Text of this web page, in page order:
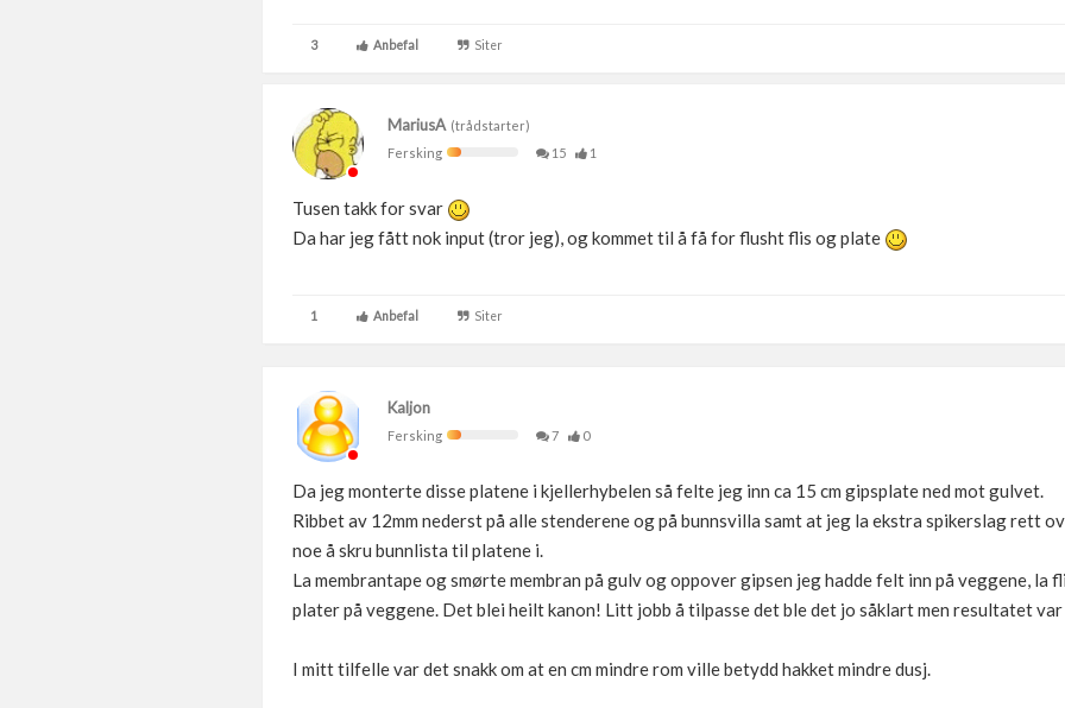
3 Anbefal Siter
MariusA (trådstarter)
Fersking
15 1
Tusen takk for svar
Da har jeg fått nok input (tror jeg), og kommet til å få for flusht flis og plate
1 Anbefal Siter
Kaljon
Fersking
7 0
Da jeg monterte disse platene i kjellerhybelen så felte jeg inn ca 15 cm gipsplate ned mot gulvet.
Ribbet av 12mm nederst på alle stenderene og på bunnsvilla samt at jeg la ekstra spikerslag rett
noe å skru bunnlista til platene i.
La membrantape og smørte membran på gulv og oppover gipsen jeg hadde felt inn på veggene,
plater på veggene. Det blei heilt kanon! Litt jobb å tilpasse det ble det jo såklart men resultatet
I mitt tilfelle var det snakk om at en cm mindre rom ville betydd hakket mindre dusj.